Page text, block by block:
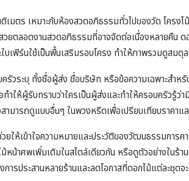
มตร เหมาะกับห้องสวดอภิธรรมทั่วไปของวัด โคร
ตลอดงานสวดอภิธรรมที่อาจจัดต่อเนื่องหลายคืน
เฟิร์นใช้เป็นพื้นเสริมรอบโครง ทำให้ภาพรวมดูสมดุ
รัวระบุ ทั้งชื่อผู้ส่ง ชื่อบริษัท หรือข้อความเฉพาะสำ
ให้ผู้รับทราบว่าใครเป็นผู้ส่งและทำให้ครอบครัวรู้
ามารถดูแบบอื่นๆ ในพวงหรีดเพื่อเปรียบเทียบราคาแ
ยให้เข้าใจความหมายและประวัติของวัฒนธรรมกา
หน้าศพเพิ่มเติมในสไตล์เดียวกัน หรือดูตัวอย่างในร้า
รประสานหลายร้านและลดโอกาสที่ดอกไม้แต่ละชุดจ